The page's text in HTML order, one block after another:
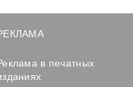
в печатных